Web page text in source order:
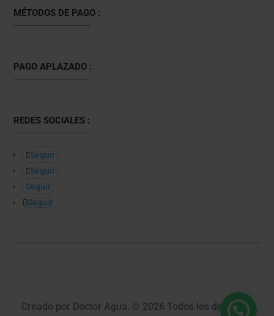
MÉTODOS DE PAGO :
PAGO APLAZADO :
REDES SOCIALES :
Seguir
Seguir
Seguir
Seguir
Creado por Doctor Agua. © 2026 Todos los derechos